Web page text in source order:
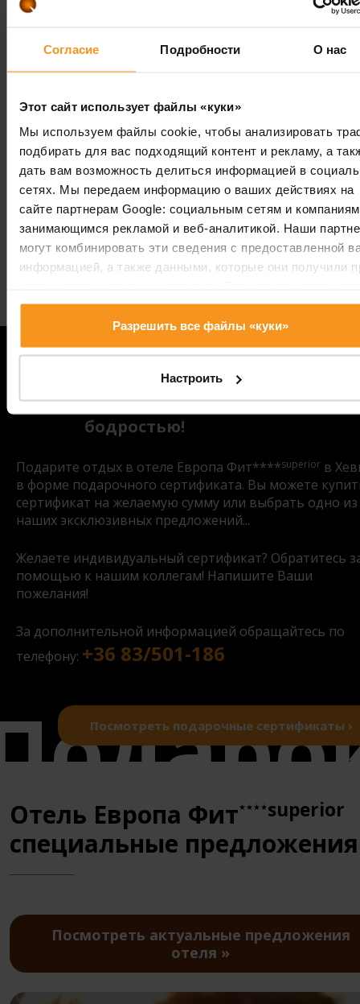
Согласие Подробности О нас
Этот сайт использует файлы «куки»
Мы используем файлы cookie, чтобы анализировать
подбирать для вас подходящий контент и рекламу, а
дать вам возможность делиться информацией в
сетях. Мы передаем информацию о ваших действиях на
сайте партнерам Google: социальным сетям и
занимающимся рекламой и веб-аналитикой. Наши
могут комбинировать эти сведения с предоставленной
информацией, а также данными, которые они получили
наш сайт, вы соглашаетесь на использование нами куки-
Разрешить все файлы «куки»
Настроить
Мы вновь получили знак качества
«Традиционный курс лечения
Хевиза» ещё на два года!
Мы рады сообщить, что наш отель вновь
знака качества «Традиционный курс лечения...
Перейти к новостям
Удивите своих близких самым
важным:
отдыхом, спокойствием и
бодростью!
Подарите отдых в отеле Европа Фит****superior в
в форме подарочного сертификата. Вы можете
сертификат на желаемую сумму или выбрать одно из
наших эксклюзивных предложений...
Желаете индивидуальный сертификат? Обратитесь
помощью к нашим коллегам! Напишите Ваши
пожелания!
За дополнительной информацией обращайтесь по
телефону: +36 83/501-186
Посмотреть подарочные сертификаты ›
Отель Европа Фит★★★★superior
специальные предложения
Посмотреть актуальные предложения
отеля